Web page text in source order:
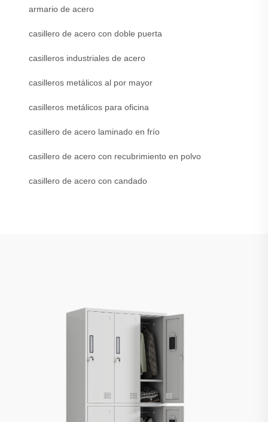
armario de acero
casillero de acero con doble puerta
casilleros industriales de acero
casilleros metálicos al por mayor
casilleros metálicos para oficina
casillero de acero laminado en frío
casillero de acero con recubrimiento en polvo
casillero de acero con candado